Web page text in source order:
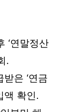
‘연말정산
.
은 ‘연금
액 확인.